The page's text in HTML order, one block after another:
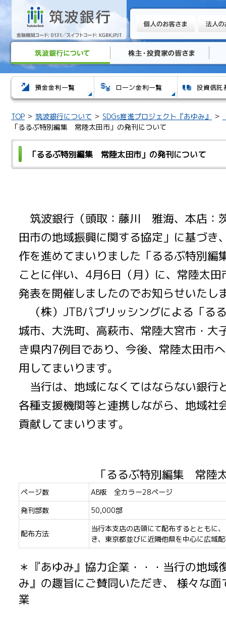
TOP 筑波銀行について SDGs推進プロジェクト『あゆみ』
「るるぶ特別編集 常陸太田市」の発刊について
「るるぶ特別編集 常陸太田市」の発刊について
筑波銀行（頭取：藤川 雅海、本店：
田市の地域振興に関する協定」に基づき
作を進めてまいりました「るるぶ特別
ことに伴い、4月6日（月）に、常陸太
発表を開催しましたのでお知らせいたし
（株）JTBパブリッシングによる「る
城市、大洗町、高萩市、常陸大宮市・大
き県内7例目であり、今後、常陸太田市
用してまいります。
当行は、地域になくてはならない銀行
各種支援機関等と連携しながら、地域社
貢献してまいります。
「るるぶ特別編集 常陸
ページ数
AB版 全カラー28ページ
発刊部数
50,000部
配布方法
当行本支店の店頭にて配布するとともに
き、東京都並びに近隣他県を中心に広域
＊『あゆみ』協力企業・・・当行の地域
み』の趣旨にご賛同いただき、 様々な
業